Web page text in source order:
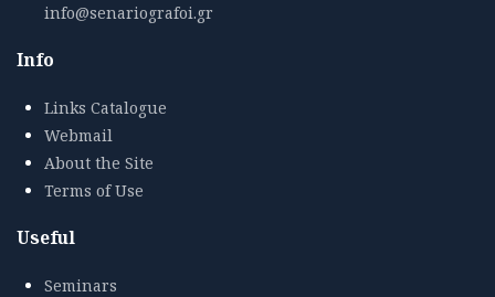
info@senariografoi.gr
Info
Links Catalogue
Webmail
About the Site
Terms of Use
Useful
Seminars